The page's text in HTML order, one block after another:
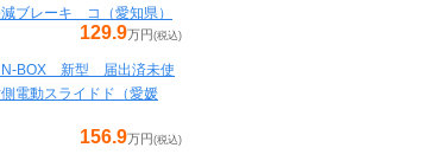
ブレーキ コ（愛知県）
129.9万円 (税込)
BOX 新型 届出済未使
電動スライドド（愛媛
156.9万円 (税込)